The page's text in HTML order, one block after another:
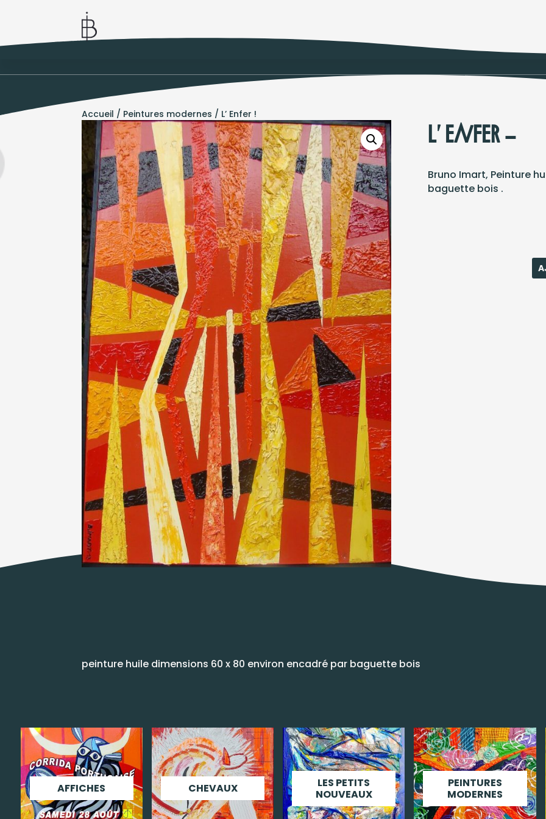
Accueil / Peintures modernes / L’ Enfer !
L’ ENFER !
Bruno Imart, Peinture
baguette bois .
peinture huile dimensions 60 x 80 environ encadré par baguette bois
AFFICHES CHEVAUX
LES PETITS
NOUVEAUX
PEINTURES
MODERNES